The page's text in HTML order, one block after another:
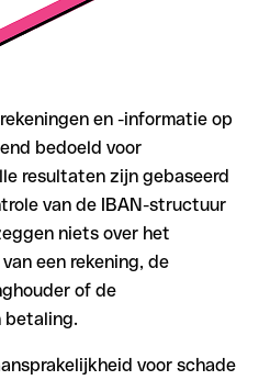
en -informatie op
bedoeld voor
resultaten zijn gebaseerd
van de IBAN-structuur
niets over het
een rekening, de
of de
betaling.
voor schade